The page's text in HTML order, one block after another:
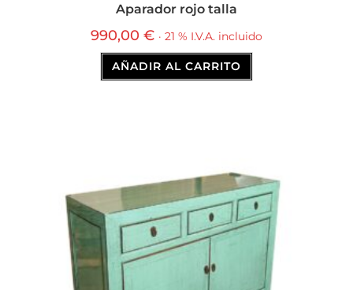
Aparador rojo talla
990,00 € · 21 % I.V.A. incluido
AÑADIR AL CARRITO